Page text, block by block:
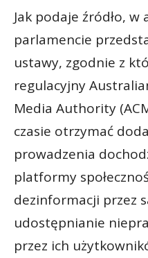
Jak podaje źródło,
parlamencie
ustawy, zgodnie z
regulacyjny
Media Authority
czasie otrzymać
prowadzenia
platformy
dezinformacji przez
udostępnianie
przez ich